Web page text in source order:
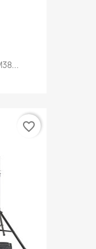
favorite_border